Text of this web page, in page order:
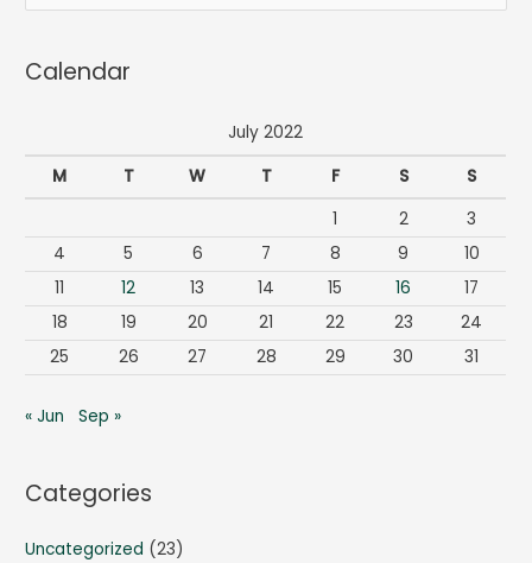
e
r
o
r
:
Calendar
July 2022
M
T W T F S
S
1
2
3
4
5 6 7 8 9
10
11
12 13 14 15 16
17
18
19 20 21 22 23
24
25
26 27 28 29 30 31
« Jun Sep »
Categories
Uncategorized (23)